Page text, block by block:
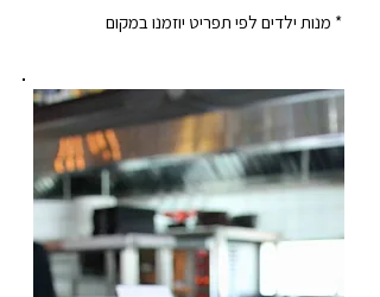
* מנות ילדים לפי תפריט יוזמנו במקום